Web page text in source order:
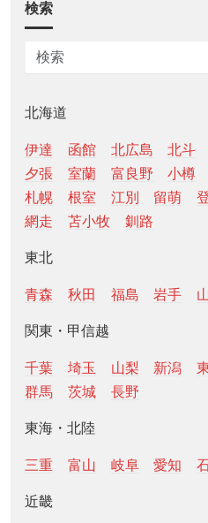
検索
北海道
伊達 函館 北広島 北斗
夕張
室蘭 富良野 小樽
札幌
根室 江別 留萌
網走
苫小牧 釧路
東北
青森 秋田 福島 岩手
関東・甲信越
千葉 埼玉 山梨 新潟
群馬
茨城 長野
東海・北陸
三重 富山 岐阜 愛知
近畿